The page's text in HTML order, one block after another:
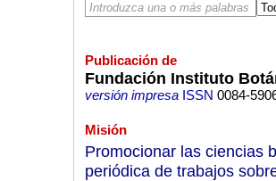
Publicación de
Fundación Instituto
versión impresaISSN 0084-
Misión
Promocionar las ciencias
periódica de trabajos